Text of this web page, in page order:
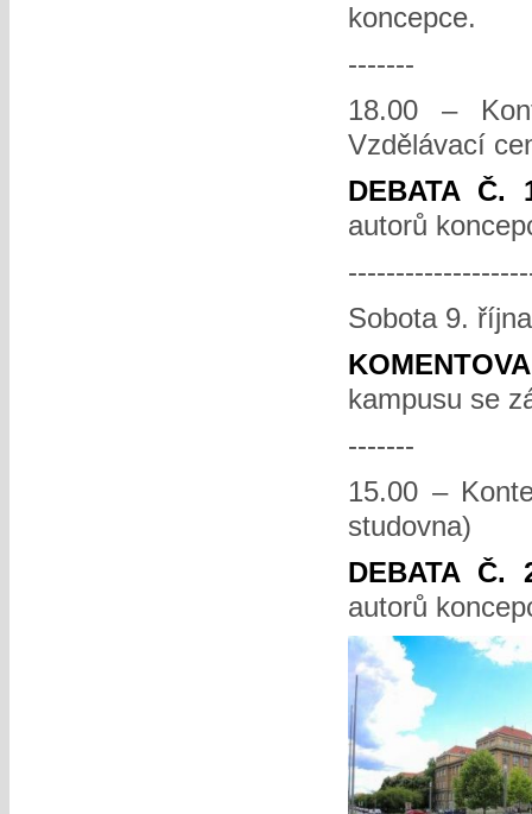
koncepce.
-------
18.00 –
Vzdělávací
DEBATA
autorů
Sobota 9.
kampusu se
-------
15.00 –
studovna)
DEBATA
autorů